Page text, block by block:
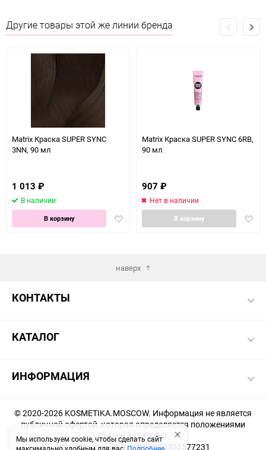
Мы используем cookie, чтобы сделать сайт
Другие товары этой же линии бренда
Matrix Краска SUPER SYNC
3NN, 90 мл
1 013 ₽
В наличии
Добавить
В корзину
Matrix Краска SUPER SYNC 6RB,
90 мл
907 ₽
Нет в наличии
В корзину
наверх
КОНТАКТЫ
КАТАЛОГ
ИНФОРМАЦИЯ
© 2020-2026 KOSMETIKA.MOSCOW. Информация не является
публичной офертой, которая определяется положениями
Статьи 437 ГК РФ.
ИП Гафарова Ю. Т. | ИНН 620301577231